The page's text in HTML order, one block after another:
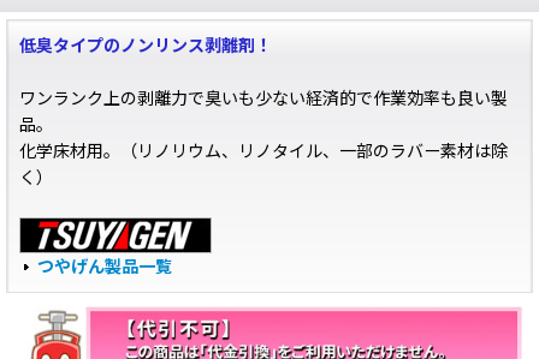
低臭タイプのノンリンス剥離剤！
ワンランク上の剥離力で臭いも少ない経済的で作業効率も良い製
品。
化学床材用。（リノリウム、リノタイル、一部のラバー素材は除
く）
つやげん製品一覧